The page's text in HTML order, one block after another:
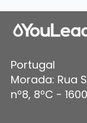
Portugal
Morada: Rua
nº8, 8ºC -